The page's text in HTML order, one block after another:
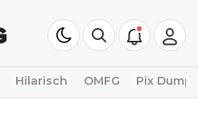
Hilarisch OMFG Pix Dump